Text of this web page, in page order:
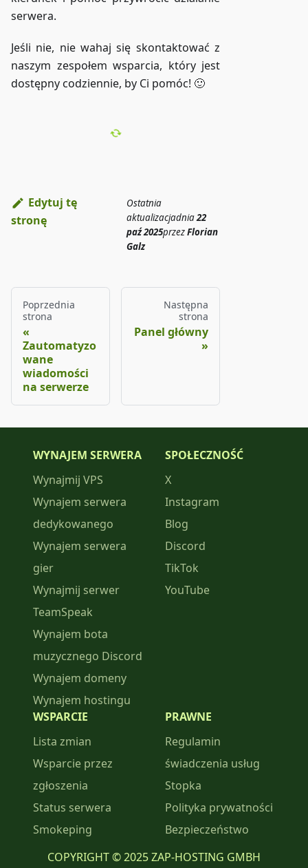
serwera.
Jeśli nie, nie wahaj się skontaktować z
naszym zespołem wsparcia, który jest
dostępny codziennie, by Ci pomóc! 🙂
Edytuj tę
stronę
Ostatnia
aktualizacjadnia22
paź 2025przezFlorian
Galz
Poprzednia
strona
Zautomatyzo
wane
wiadomości
na serwerze
Następna
strona
Panel główny
WYNAJEM SERWERA
Wynajmij VPS
Wynajem serwera
dedykowanego
Wynajem serwera
gier
Wynajmij serwer
TeamSpeak
Wynajem bota
muzycznego Discord
Wynajem domeny
Wynajem hostingu
SPOŁECZNOŚĆ
X
Instagram
Blog
Discord
TikTok
YouTube
WSPARCIE
Lista zmian
Wsparcie przez
zgłoszenia
Status serwera
Smokeping
PRAWNE
Regulamin
świadczenia usług
Stopka
Polityka prywatności
Bezpieczeństwo
COPYRIGHT © 2025 ZAP-HOSTING GMBH